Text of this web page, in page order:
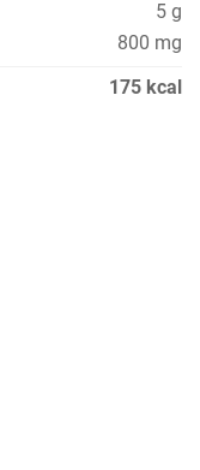
5 g
800 mg
175 kcal